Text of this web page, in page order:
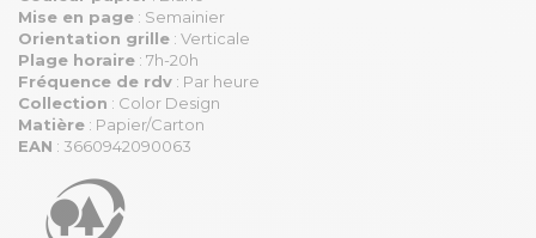
Mise en page : Semainier
Orientation grille : Verticale
Plage horaire : 7h-20h
Fréquence de rdv : Par heure
Collection : Color Design
Matière : Papier/Carton
EAN : 3660942090063